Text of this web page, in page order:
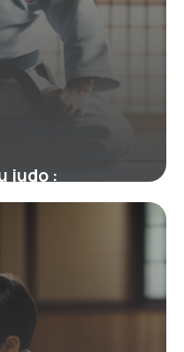
judo :
pour